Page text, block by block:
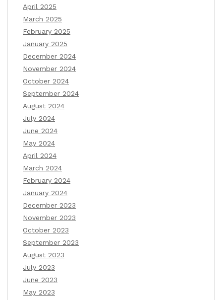
April 2025
March 2025
February 2025
January 2025
December 2024
November 2024
October 2024
September 2024
August 2024
July 2024
June 2024
May 2024
April 2024
March 2024
February 2024
January 2024
December 2023
November 2023
October 2023
September 2023
August 2023
July 2023
June 2023
May 2023